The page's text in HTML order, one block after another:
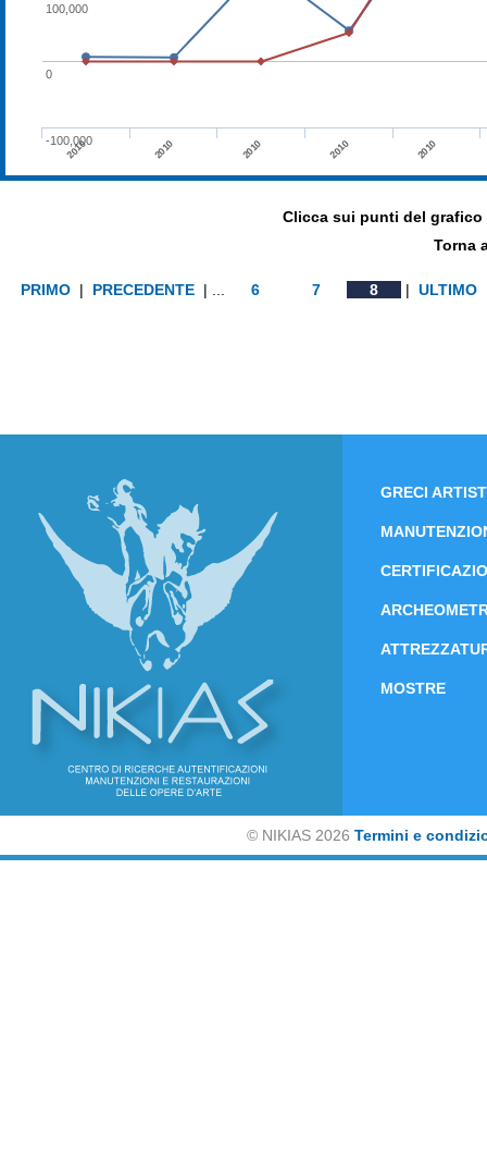
2010 2010 2010 2010 2010
-100,000
0
100,000
Clicca sui punti del
Torna
PRIMO | PRECEDENTE | ... 6 7 8 | ULTIMO
GRECI
MOSTRE
©NIKIAS 2026 Termini e